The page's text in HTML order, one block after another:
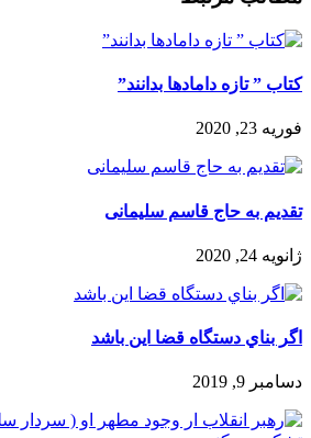
کتاب ” تازه دامادها بدانند”
فوریه 23, 2020
تقدیم به حاج قاسم سلیمانی
ژانویه 24, 2020
اگر بناي دستگاه قضا اين باشد
دسامبر 9, 2019